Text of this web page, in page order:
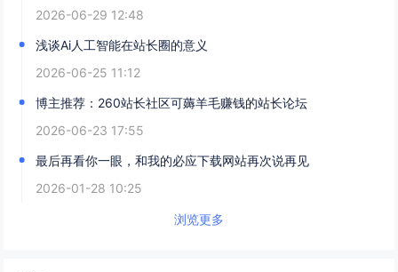
2026-06-29 12:48
浅谈Ai人工智能在站长圈的意义
2026-06-25 11:12
博主推荐：260站长社区可薅羊毛赚钱的站长论坛
2026-06-23 17:55
最后再看你一眼，和我的必应下载网站再次说再见
2026-01-28 10:25
浏览更多